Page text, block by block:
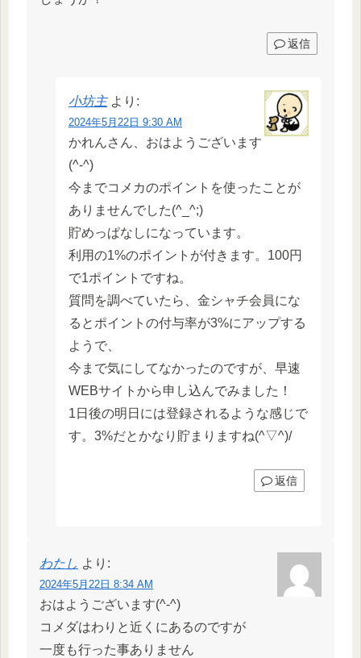
返信
小坊主 より:
2024年5月22日 9:30 AM
かれんさん、おはようございます
(^-^)
今までコメカのポイントを使ったことが
ありませんでした(^_^;)
貯めっぱなしになっています。
利用の1%のポイントが付きます。100円
で1ポイントですね。
質問を調べていたら、金シャチ会員にな
るとポイントの付与率が3%にアップする
ようで、
今まで気にしてなかったのですが、早速
WEBサイトから申し込んでみました！
1日後の明日には登録されるような感じで
す。3%だとかなり貯まりますね(^▽^)/
返信
わたし より:
2024年5月22日 8:34 AM
おはようございます(^-^)
コメダはわりと近くにあるのですが
一度も行った事ありません